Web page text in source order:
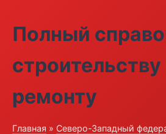
Полный
строительству
ремонту
Главная » Северо-Западный